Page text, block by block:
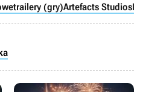
trailery (gry)Artefacts StudiosPC